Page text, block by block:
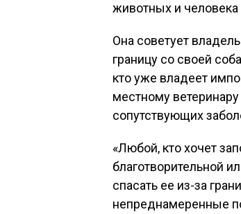
животных и человека
Она советует
границу со своей
кто уже владеет
местному
сопутствующих
«Любой, кто хочет
благотворительной
спасать ее из-за
непреднамеренные